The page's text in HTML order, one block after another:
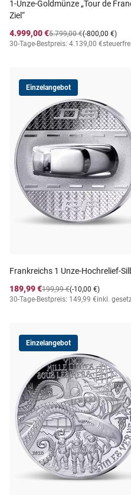
1-Unze-Goldmünze „Tour de
Ziel“
4.999,00 €
(-800,00 €)
5.799,00 €
30-Tage-Bestpreis: 4.139,00 €steuerfrei
Einzelangebot
Frankreichs 1 Unze-Hochrelief-
189,99 €
(-10,00 €)
199,99 €
30-Tage-Bestpreis: 149,99 €inkl.
Einzelangebot